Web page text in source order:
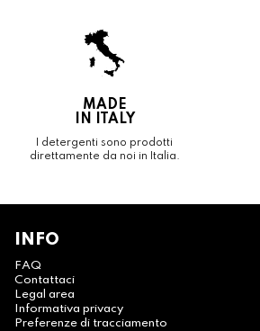
MADE
IN ITALY
I detergenti sono prodotti
direttamente da noi in Italia.
INFO
FAQ
Contattaci
Legal area
Informativa privacy
Preferenze di tracciamento